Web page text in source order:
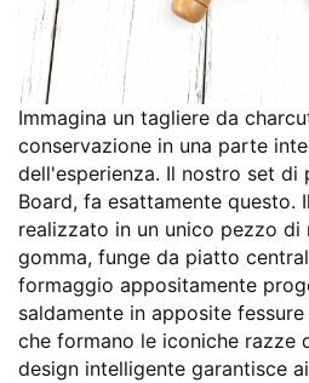
Immagina un tagliere da
conservazione in una parte
dell'esperienza. Il nostro set di
Board, fa esattamente questo.
realizzato in un unico pezzo di
gomma, funge da piatto
formaggio appositamente
saldamente in apposite
che formano le iconiche razze
design intelligente garantisce